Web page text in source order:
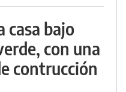
casa bajo
con una
contrucción